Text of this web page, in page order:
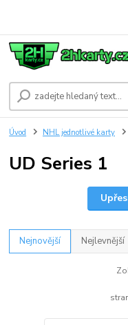
Úvod NHL jednotlivé karty
UD Series 1
Nejnovější Nejlevnější